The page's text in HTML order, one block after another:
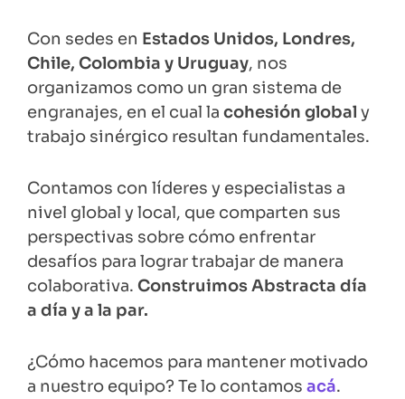
Con sedes en Estados Unidos, Londres,
Chile, Colombia y Uruguay, nos
organizamos como un gran sistema de
engranajes, en el cual la cohesión global y
trabajo sinérgico resultan fundamentales.
Contamos con líderes y especialistas a
nivel global y local, que comparten sus
perspectivas sobre cómo enfrentar
desafíos para lograr trabajar de manera
colaborativa. Construimos Abstracta día
a día y a la par.
¿Cómo hacemos para mantener motivado
a nuestro equipo? Te lo contamos acá.